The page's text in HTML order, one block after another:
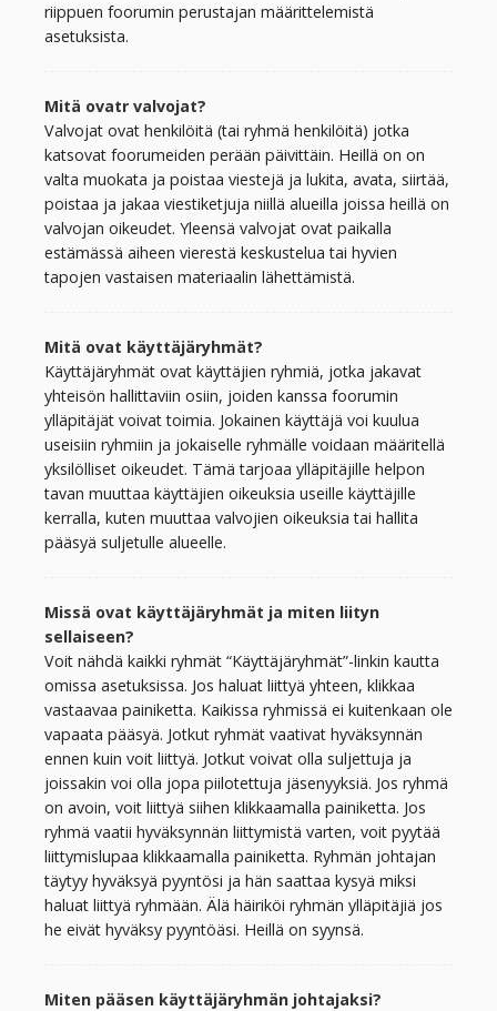
riippuen foorumin perustajan määrittelemistä
asetuksista.
Mitä ovatr valvojat?
Valvojat ovat henkilöitä (tai ryhmä henkilöitä) jotka
katsovat foorumeiden perään päivittäin. Heillä on on
valta muokata ja poistaa viestejä ja lukita, avata, siirtää,
poistaa ja jakaa viestiketjuja niillä alueilla joissa heillä on
valvojan oikeudet. Yleensä valvojat ovat paikalla
estämässä aiheen vierestä keskustelua tai hyvien
tapojen vastaisen materiaalin lähettämistä.
Mitä ovat käyttäjäryhmät?
Käyttäjäryhmät ovat käyttäjien ryhmiä, jotka jakavat
yhteisön hallittaviin osiin, joiden kanssa foorumin
ylläpitäjät voivat toimia. Jokainen käyttäjä voi kuulua
useisiin ryhmiin ja jokaiselle ryhmälle voidaan määritellä
yksilölliset oikeudet. Tämä tarjoaa ylläpitäjille helpon
tavan muuttaa käyttäjien oikeuksia useille käyttäjille
kerralla, kuten muuttaa valvojien oikeuksia tai hallita
pääsyä suljetulle alueelle.
Missä ovat käyttäjäryhmät ja miten liityn
sellaiseen?
Voit nähdä kaikki ryhmät “Käyttäjäryhmät”-linkin kautta
omissa asetuksissa. Jos haluat liittyä yhteen, klikkaa
vastaavaa painiketta. Kaikissa ryhmissä ei kuitenkaan ole
vapaata pääsyä. Jotkut ryhmät vaativat hyväksynnän
ennen kuin voit liittyä. Jotkut voivat olla suljettuja ja
joissakin voi olla jopa piilotettuja jäsenyyksiä. Jos ryhmä
on avoin, voit liittyä siihen klikkaamalla painiketta. Jos
ryhmä vaatii hyväksynnän liittymistä varten, voit pyytää
liittymislupaa klikkaamalla painiketta. Ryhmän johtajan
täytyy hyväksyä pyyntösi ja hän saattaa kysyä miksi
haluat liittyä ryhmään. Älä häiriköi ryhmän ylläpitäjiä jos
he eivät hyväksy pyyntöäsi. Heillä on syynsä.
Miten pääsen käyttäjäryhmän johtajaksi?